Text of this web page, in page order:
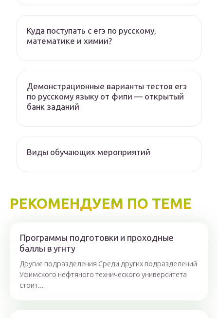
Куда поступать с егэ по русскому,
математике и химии?
Демонстрационные варианты тестов егэ
по русскому языку от фипи — открытый
банк заданий
Виды обучающих мероприятий
РЕКОМЕНДУЕМ ПО ТЕМЕ
Программы подготовки и проходные
баллы в угнту
Другие подразделения Среди других подразделений
Уфимского нефтяного технического университета
стоит...